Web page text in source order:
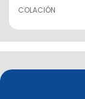
COLACIÓN